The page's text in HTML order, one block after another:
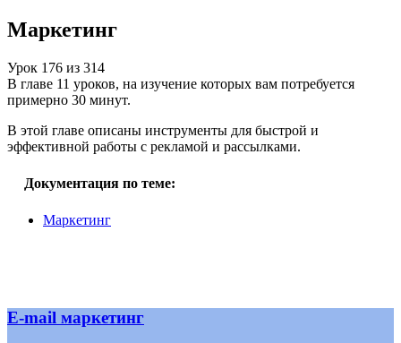
Маркетинг
Урок 176 из 314
В главе 11 уроков, на изучение которых вам потребуется
примерно 30 минут.
В этой главе описаны инструменты для быстрой и
эффективной работы с рекламой и рассылками.
Документация по теме:
Маркетинг
E-mail маркетинг